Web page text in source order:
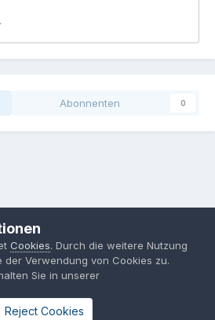
Abonnenten 0
MPP-Engineering
by Invision Community
Cookies. Durch die weitere Nutzung
der Verwendung von Cookies zu.
Sie in unserer
Reject Cookies